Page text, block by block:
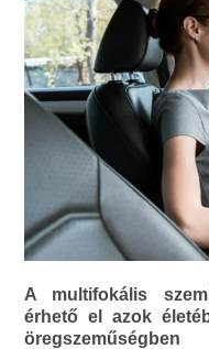
A multifokális
érhető el azok